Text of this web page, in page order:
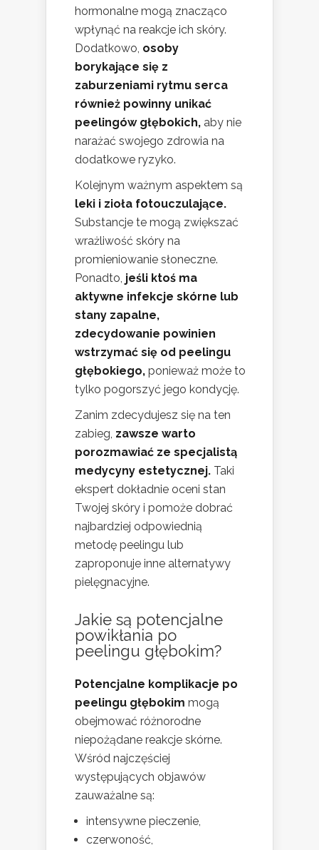
hormonalne mogą znacząco
wpłynąć na reakcje ich skóry.
Dodatkowo, osoby
borykające się z
zaburzeniami rytmu serca
również powinny unikać
peelingów głębokich, aby nie
narażać swojego zdrowia na
dodatkowe ryzyko.
Kolejnym ważnym aspektem są
leki i zioła fotouczulające.
Substancje te mogą zwiększać
wrażliwość skóry na
promieniowanie słoneczne.
Ponadto, jeśli ktoś ma
aktywne infekcje skórne lub
stany zapalne,
zdecydowanie powinien
wstrzymać się od peelingu
głębokiego, ponieważ może to
tylko pogorszyć jego kondycję.
Zanim zdecydujesz się na ten
zabieg, zawsze warto
porozmawiać ze specjalistą
medycyny estetycznej. Taki
ekspert dokładnie oceni stan
Twojej skóry i pomoże dobrać
najbardziej odpowiednią
metodę peelingu lub
zaproponuje inne alternatywy
pielęgnacyjne.
Jakie są potencjalne
powikłania po
peelingu głębokim?
Potencjalne komplikacje po
peelingu głębokim mogą
obejmować różnorodne
niepożądane reakcje skórne.
Wśród najczęściej
występujących objawów
zauważalne są:
intensywne pieczenie,
czerwoność,